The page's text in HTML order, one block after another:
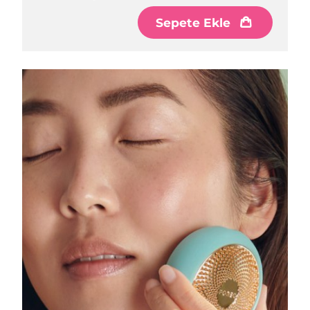
Sepete Ekle
Tahmini teslim tarihi 8/11/26
Malta Tahmini teslim tarihi8/9/26
Tahmini teslim tarihi8/13/26
Monako Tahmini teslim tarihi8/10/26
Hollanda Tahmini teslim tarihi 8/9/26
Yeni Zelanda Tahmini teslim tarihi 8/9/26
Norveç Tahmini teslim tarihi8/9/26
Umman Tahmini teslim tarihi8/12/26